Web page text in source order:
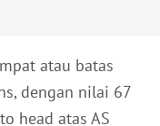
atau batas
dengan nilai 67
head atas AS